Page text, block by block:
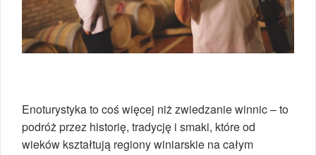
Enoturystyka to coś więcej niż zwiedzanie winnic – to
podróż przez historię, tradycję i smaki, które od
wieków kształtują regiony winiarskie na całym